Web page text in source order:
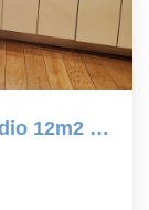
Louvre-Rivoli / Palais Royal : Studio 12m2 Paris 75001